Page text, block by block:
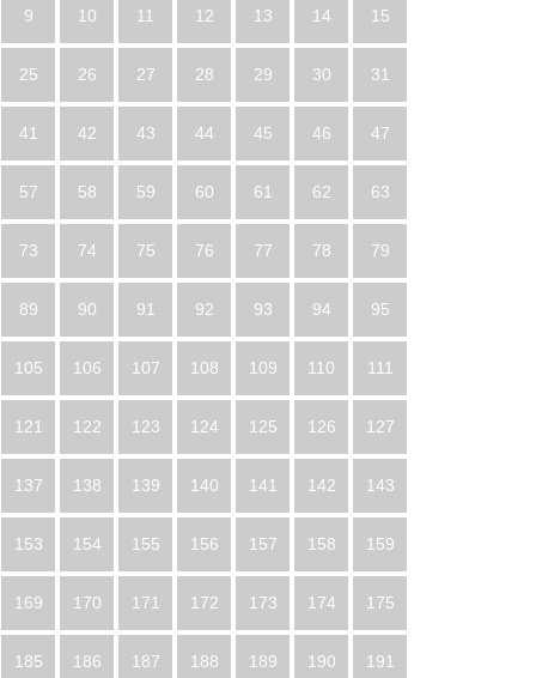
9 10 11 12 13 14 15
25 26 27 28 29 30 31
41 42 43 44 45 46 47
57 58 59 60 61 62 63
73 74 75 76 77 78 79
89 90 91 92 93 94 95
105 106 107 108 109 110 111
121 122 123 124 125 126 127
137 138 139 140 141 142 143
153 154 155 156 157 158 159
169 170 171 172 173 174 175
185 186 187 188 189 190 191